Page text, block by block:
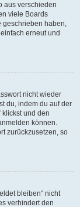
aus verschieden
viele Boards
geschrieben haben,
erneut und
nicht wieder
du, indem du auf der
klickst und den
können.
zurückzusetzen, so
bleiben“ nicht
verhindert den